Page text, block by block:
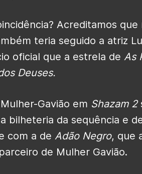
Acreditamos
teria seguido a atriz
oficial que a estrela de As
Deuses.
Gavião em Shazam 2
bilheteria da sequência e
com a de Adão Negro, que
de Mulher Gavião.